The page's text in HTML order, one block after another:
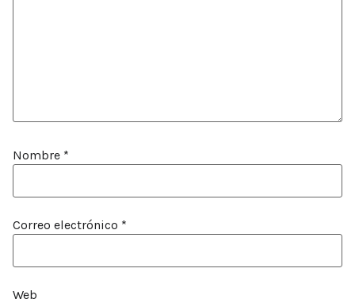
Nombre *
Correo electrónico *
Web